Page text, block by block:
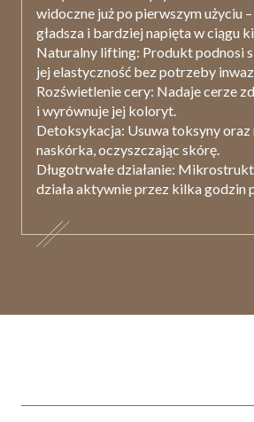
widoczne już po pierwszym użyciu
gładsza i bardziej napięta w ciągu
Naturalny lifting: Produkt podnosi
jej elastyczność bez potrzeby
Rozświetlenie cery: Nadaje cerze
i wyrównuje jej koloryt.
Detoksykacja: Usuwa toksyny
naskórka, oczyszczając skórę.
Długotrwałe działanie:
działa aktywnie przez kilka godzin